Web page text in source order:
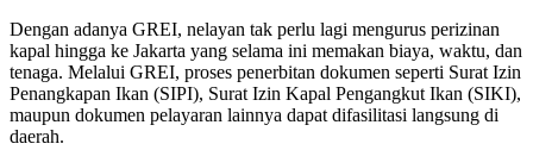
Dengan adanya GREI, nelayan tak perlu lagi mengurus perizinan
kapal hingga ke Jakarta yang selama ini memakan biaya, waktu, dan
tenaga. Melalui GREI, proses penerbitan dokumen seperti Surat Izin
Penangkapan Ikan (SIPI), Surat Izin Kapal Pengangkut Ikan (SIKI),
maupun dokumen pelayaran lainnya dapat difasilitasi langsung di
daerah.